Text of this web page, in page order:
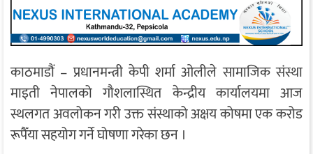
काठमाडौं – प्रधानमन्त्री केपी शर्मा ओलीले सामाजिक संस्था
माइती नेपालको गौशलास्थित केन्द्रीय कार्यालयमा आज
स्थलगत अवलोकन गरी उक्त संस्थाको अक्षय कोषमा एक करोड
रूपैँया सहयोग गर्ने घोषणा गरेका छन ।